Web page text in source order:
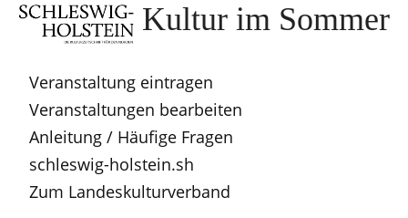
Kultur im Sommer
Veranstaltung eintragen
Veranstaltungen bearbeiten
Anleitung / Häufige Fragen
schleswig-holstein.sh
Zum Landeskulturverband